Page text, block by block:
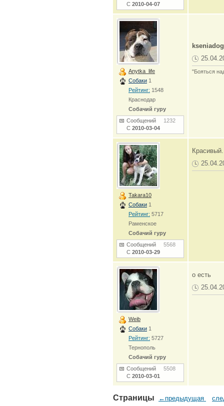
С 2010-04-07
Anytka_life
Собаки 1
Рейтинг: 1548
Краснодар
Собачий гуру
Сообщений 1232
С 2010-03-04
kseniadog
"Бояться
Takara10
Собаки 1
Рейтинг: 5717
Раменское
Собачий гуру
Сообщений 5568
С 2010-03-29
Красивый.
Weib
Собаки 1
Рейтинг: 5727
Тернополь
Собачий гуру
Сообщений 5508
С 2010-03-01
о есть
Страницы ←предыдущая